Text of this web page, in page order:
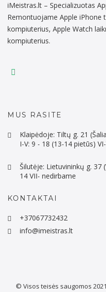
iMeistras.lt – Specializuotas
Remontuojame Apple iPhone
kompiuterius, Apple Watch
kompiuterius.
MUS RASITE
Klaipėdoje: Tiltų g. 21
I-V: 9 - 18 (13-14 pietūs)
Šilutėje: Lietuvininkų g. 37
14 VII- nedirbame
KONTAKTAI
+37067732432
info@imeistras.lt
© Visos teisės saugomos 2021